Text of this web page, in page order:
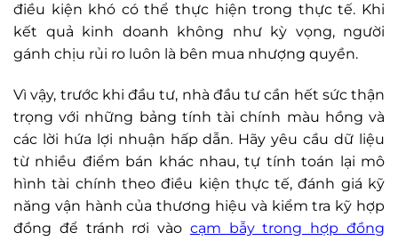
điều kiện khó có thể thực hiện trong thực tế. Khi
kết quả kinh doanh không như kỳ vọng, người
gánh chịu rủi ro luôn là bên mua nhượng quyền.
Vì vậy, trước khi đầu tư, nhà đầu tư cần hết sức thận
trọng với những bảng tính tài chính màu hồng và
các lời hứa lợi nhuận hấp dẫn. Hãy yêu cầu dữ liệu
từ nhiều điểm bán khác nhau, tự tính toán lại mô
hình tài chính theo điều kiện thực tế, đánh giá kỹ
năng vận hành của thương hiệu và kiểm tra kỹ hợp
đồng để tránh rơi vào cạm bẫy trong hợp đồng